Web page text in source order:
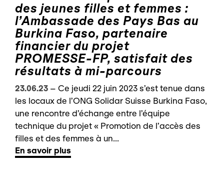
des jeunes filles et femmes :
l’Ambassade des Pays Bas au
Burkina Faso, partenaire
financier du projet
PROMESSE-FP, satisfait des
résultats à mi-parcours
23.06.23 – Ce jeudi 22 juin 2023 s’est tenue dans
les locaux de l’ONG Solidar Suisse Burkina Faso,
une rencontre d’échange entre l’équipe
technique du projet « Promotion de l’accès des
filles et des femmes à un...
En savoir plus